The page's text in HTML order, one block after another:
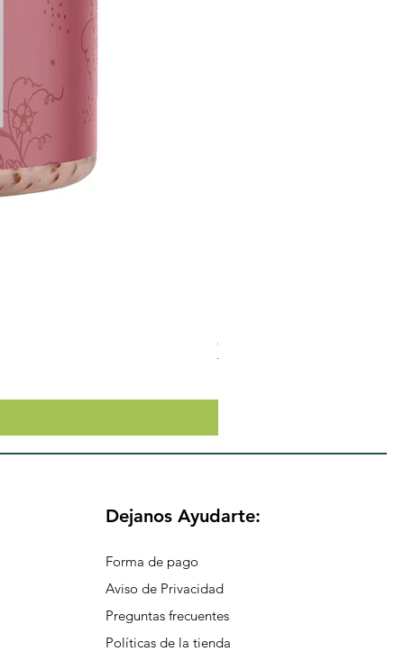
Crema Neutra Con FPS 30
$174.65
Dejanos Ayudarte:
Forma de pago
Aviso de Privacidad
Preguntas frecuentes
Políticas de la tienda